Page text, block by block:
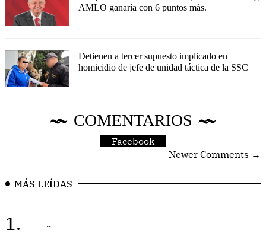
AMLO ganaría con 6 puntos más.
Detienen a tercer supuesto implicado en
homicidio de jefe de unidad táctica de la SSC
COMENTARIOS
Facebook
Newer Comments →
MÁS LEÍDAS
1. ..